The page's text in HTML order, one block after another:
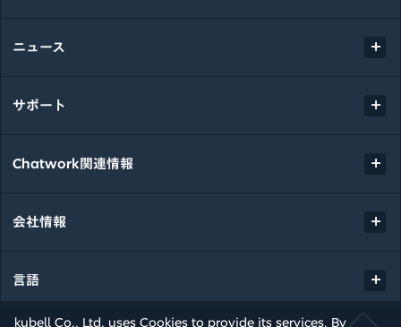
kubell Co., Ltd. uses Cookies to provide its services. By
ニュース
サポート
Chatwork関連情報
会社情報
言語